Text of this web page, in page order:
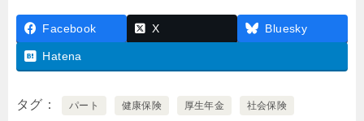
Facebook X Bluesky
Hatena
タグ パート 健康保険 厚生年金 社会保険